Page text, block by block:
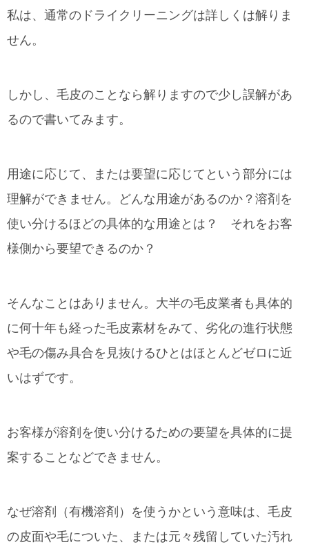
私は、通常のドライクリーニングは詳しくは解りま
せん。
しかし、毛皮のことなら解りますので少し誤解があ
るので書いてみます。
用途に応じて、または要望に応じてという部分には
理解ができません。どんな用途があるのか？溶剤を
使い分けるほどの具体的な用途とは？ それをお客
様側から要望できるのか？
そんなことはありません。大半の毛皮業者も具体的
に何十年も経った毛皮素材をみて、劣化の進行状態
や毛の傷み具合を見抜けるひとはほとんどゼロに近
いはずです。
お客様が溶剤を使い分けるための要望を具体的に提
案することなどできません。
なぜ溶剤（有機溶剤）を使うかという意味は、毛皮
の皮面や毛についた、または元々残留していた汚れ